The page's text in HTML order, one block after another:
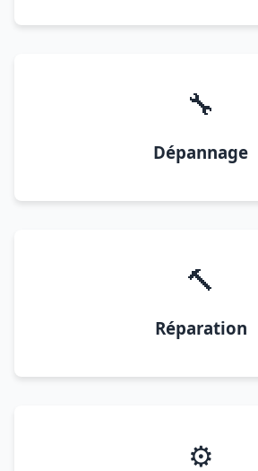
🔧
Dépannage
🔨
Réparation
⚙️